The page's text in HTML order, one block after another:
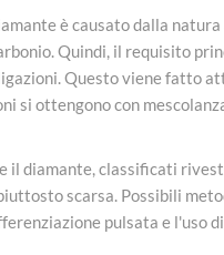
è causato dalla
Quindi, il requisito
Questo viene fatto
si ottengono con
il diamante, classificati
scarsa. Possibili
pulsata e l'uso